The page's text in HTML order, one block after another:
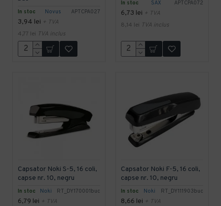
In stoc Novus APTCPA027
3,94 lei + TVA
4,77 lei TVA inclus
In stoc SAX APTCPA072
6,73 lei + TVA
8,14 lei TVA inclus
In stoc Noki RT_DY170001buc
Capsator Noki S-5, 16 coli,
capse nr. 10, negru
6,79 lei + TVA
In stoc Noki RT_DY111903buc
Capsator Noki F-5, 16 coli,
capse nr. 10, negru
8,66 lei + TVA